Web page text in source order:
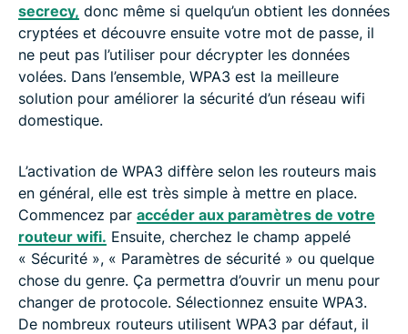
secrecy, donc même si quelqu’un obtient les données
cryptées et découvre ensuite votre mot de passe, il
ne peut pas l’utiliser pour décrypter les données
volées. Dans l’ensemble, WPA3 est la meilleure
solution pour améliorer la sécurité d’un réseau wifi
domestique.
L’activation de WPA3 diffère selon les routeurs mais
en général, elle est très simple à mettre en place.
Commencez par accéder aux paramètres de votre
routeur wifi. Ensuite, cherchez le champ appelé
« Sécurité », « Paramètres de sécurité » ou quelque
chose du genre. Ça permettra d’ouvrir un menu pour
changer de protocole. Sélectionnez ensuite WPA3.
De nombreux routeurs utilisent WPA3 par défaut, il